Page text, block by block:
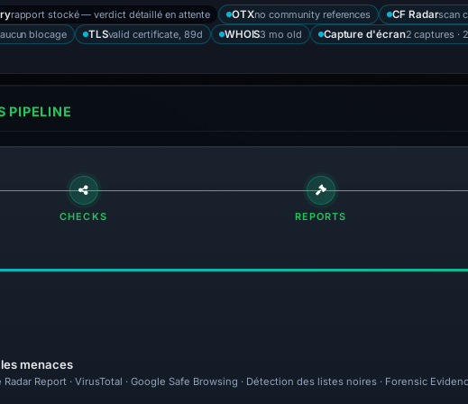
rapport stocké — verdict détaillé en attente OTXno community references CF Radarscan
blocage
TLSvalid certificate, 89d WHOIS3 mo old Capture d'écran2 captures ·
PIPELINE
CHECKS REPORTS
menaces
Radar Report · VirusTotal · Google Safe Browsing · Détection des listes noires · Forensic